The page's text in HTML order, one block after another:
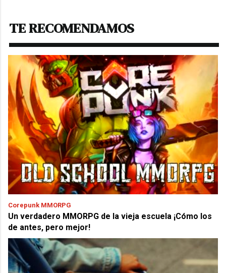
TE RECOMENDAMOS
Corepunk MMORPG
Un verdadero MMORPG de la vieja escuela ¡Cómo los
de antes, pero mejor!